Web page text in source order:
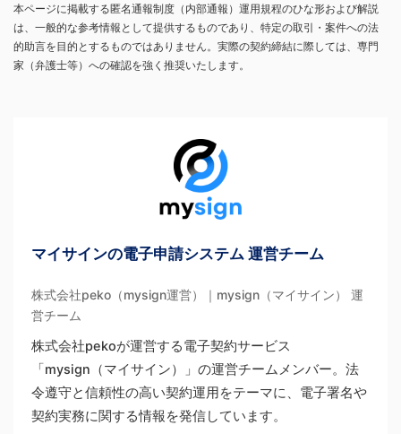
本ページに掲載する匿名通報制度（内部通報）運用規程のひな形および解説
は、一般的な参考情報として提供するものであり、特定の取引・案件への法
的助言を目的とするものではありません。実際の契約締結に際しては、専門
家（弁護士等）への確認を強く推奨いたします。
マイサインの電子申請システム 運営チーム
株式会社peko（mysign運営）｜mysign（マイサイン） 運
営チーム
株式会社pekoが運営する電子契約サービス
「mysign（マイサイン）」の運営チームメンバー。法
令遵守と信頼性の高い契約運用をテーマに、電子署名や
契約実務に関する情報を発信しています。